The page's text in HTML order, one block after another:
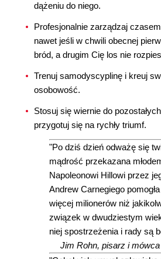
dążeniu do niego.
Profesjonalnie zarządzaj
nawet jeśli w chwili obecnej
bród, a drugim Cię los nie
Trenuj samodyscyplinę i kreuj
osobowość.
Stosuj się wiernie do
przygotuj się na rychły triumf.
"Po dziś dzień odważę się
mądrość przekazana
Napoleonowi Hillowi przez
Andrew Carnegiego
więcej milionerów niż
związek w dwudziestym
niej spostrzeżenia i rady są
Jim Rohn, pisarz i